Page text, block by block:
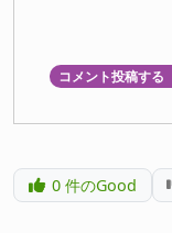
コメント投稿する
0件のGood